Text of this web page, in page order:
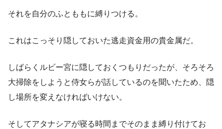
それを自分のふとももに縛りつける。
これはこっそり隠しておいた逃走資金用の貴金属だ。
しばらくルビー宮に隠しておくつもりだったが、そろそろ
大掃除をしようと侍女らが話しているのを聞いたため、隠
し場所を変えなければいけない。
そしてアタナシアが寝る時間までそのまま縛り付けてお